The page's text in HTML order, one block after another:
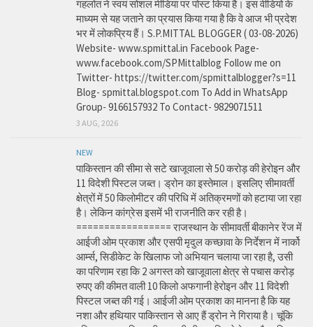
गहलोत ने स्वयं सोशल मीडिया पर पोस्ट किया है। इस वीडियो के
माध्यम से यह जताने का प्रयास किया गया है कि वे आज भी प्रदेश
भर में लोकप्रिय हैं। S.P.MITTAL BLOGGER ( 03-08-2026)
Website- www.spmittal.in Facebook Page-
www.facebook.com/SPMittalblog Follow me on
Twitter- https://twitter.com/spmittalblogger?s=11
Blog- spmittal.blogspot.com To Add in WhatsApp
Group- 9166157932 To Contact- 9829071511
3 AUG, 2026
NEW
पाकिस्तान की सीमा से सटे खाजूवाला से 50 करोड़ की हेरोइन और
11 विदेशी पिस्टल जब्त। ड्रोन का इस्तेमाल। इसलिए सीमावर्ती
क्षेत्रों में 50 किलोमीटर की परिधि में अतिक्रमणों को हटाया जा रहा
है। लेकिन कांग्रेस इसमें भी राजनीति कर रही है।
================= राजस्थान के सीमावर्ती बीकानेर रेंज में
आईजी ओम प्रकाश और एसपी मृदुल कच्छावा के निर्देशन में नार्को
आर्म्स, सिडीकेट के खिलाफ जो अभियान चलाया जा रहा है, उसी
का परिणाम रहा कि 2 अगस्त को खाजूवाला क्षेत्र से पचास करोड़
रुपए की कीमत वाली 10 किलो अफगानी हेरोइन और 11 विदेशी
पिस्टल जब्त की गई। आईजी ओम प्रकाश का मानना है कि यह
नशा और हथियार पाकिस्तान से आए हैं ड्रोन ने गिराया है। चूंकि